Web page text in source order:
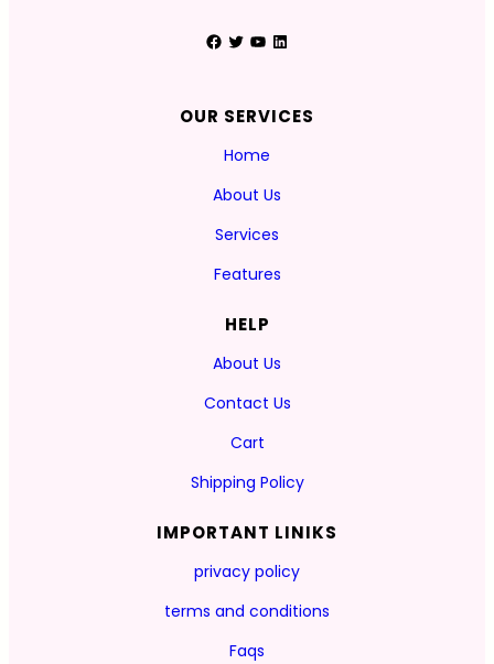
Facebook Twitter YouTube LinkedIn
OUR SERVICES
Home
About Us
Services
Features
HELP
About Us
Contact Us
Cart
Shipping Policy
IMPORTANT LINIKS
privacy policy
terms and conditions
Faqs